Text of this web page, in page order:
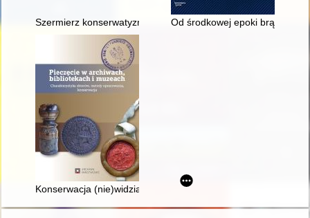
Szermierz konserwatyzmu i klerykalizmu : (uwagi o książce
Od środkowej epoki brązu do
Konserwacja (nie)widzialna : zabezpieczenie pieczęci bez